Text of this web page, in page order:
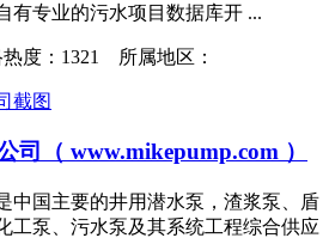
有专业的污水项目数据库开 ...
度：1321 所属地区：
司（ www.mikepump.com ）
中国主要的井用潜水泵，渣浆泵、盾
工泵、污水泵及其系统工程综合供应